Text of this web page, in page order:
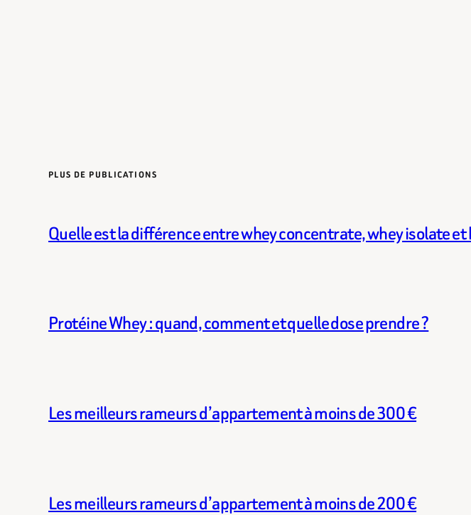
PLUS DE PUBLICATIONS
Quelle est la différence entre whey concentrate, whey isolate
Protéine Whey : quand, comment et quelle dose prendre ?
Les meilleurs rameurs d’appartement à moins de 300 €
Les meilleurs rameurs d’appartement à moins de 200 €